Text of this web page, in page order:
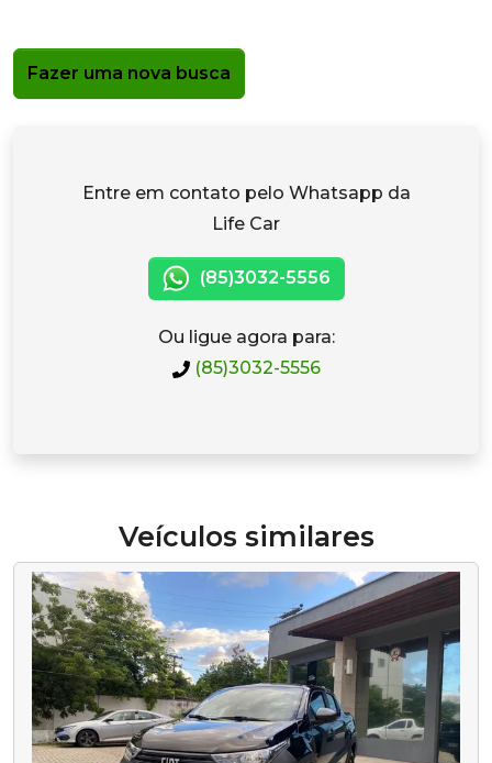
Fazer uma nova busca
Entre em contato pelo Whatsapp da
Life Car
(85)3032-5556
Ou ligue agora para:
(85)3032-5556
Veículos similares